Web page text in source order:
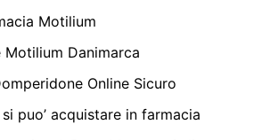
Motilium
Motilium Danimarca
Online Sicuro
puo’ acquistare in farmacia